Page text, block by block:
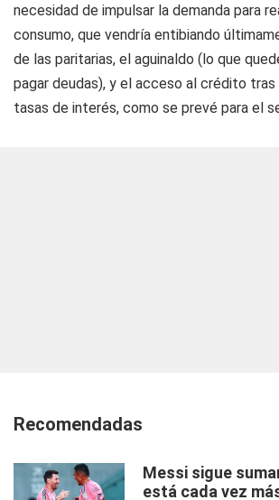
necesidad de impulsar la demanda para
consumo, que vendría entibiando
de las paritarias, el aguinaldo (lo que
pagar deudas), y el acceso al crédito tras
tasas de interés, como se prevé para el
Recomendadas
Messi sigue
está cada vez